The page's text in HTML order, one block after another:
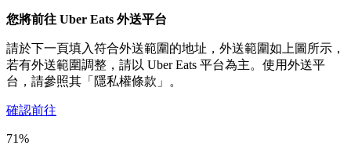
您將前往 Uber Eats 外送平台
請於下一頁填入符合外送範圍的地址，外送範圍如上圖所示，
若有外送範圍調整，請以 Uber Eats 平台為主。使用外送平
台，請參照其「隱私權條款」。
確認前往
71%